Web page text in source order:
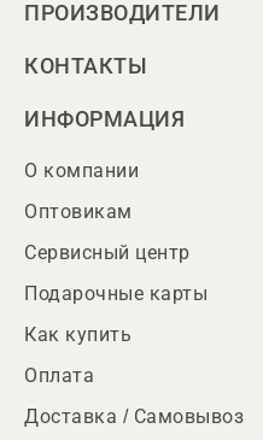
ПРОИЗВОДИТЕЛИ
КОНТАКТЫ
ИНФОРМАЦИЯ
О компании
Оптовикам
Сервисный центр
Подарочные карты
Как купить
Оплата
Доставка / Самовывоз